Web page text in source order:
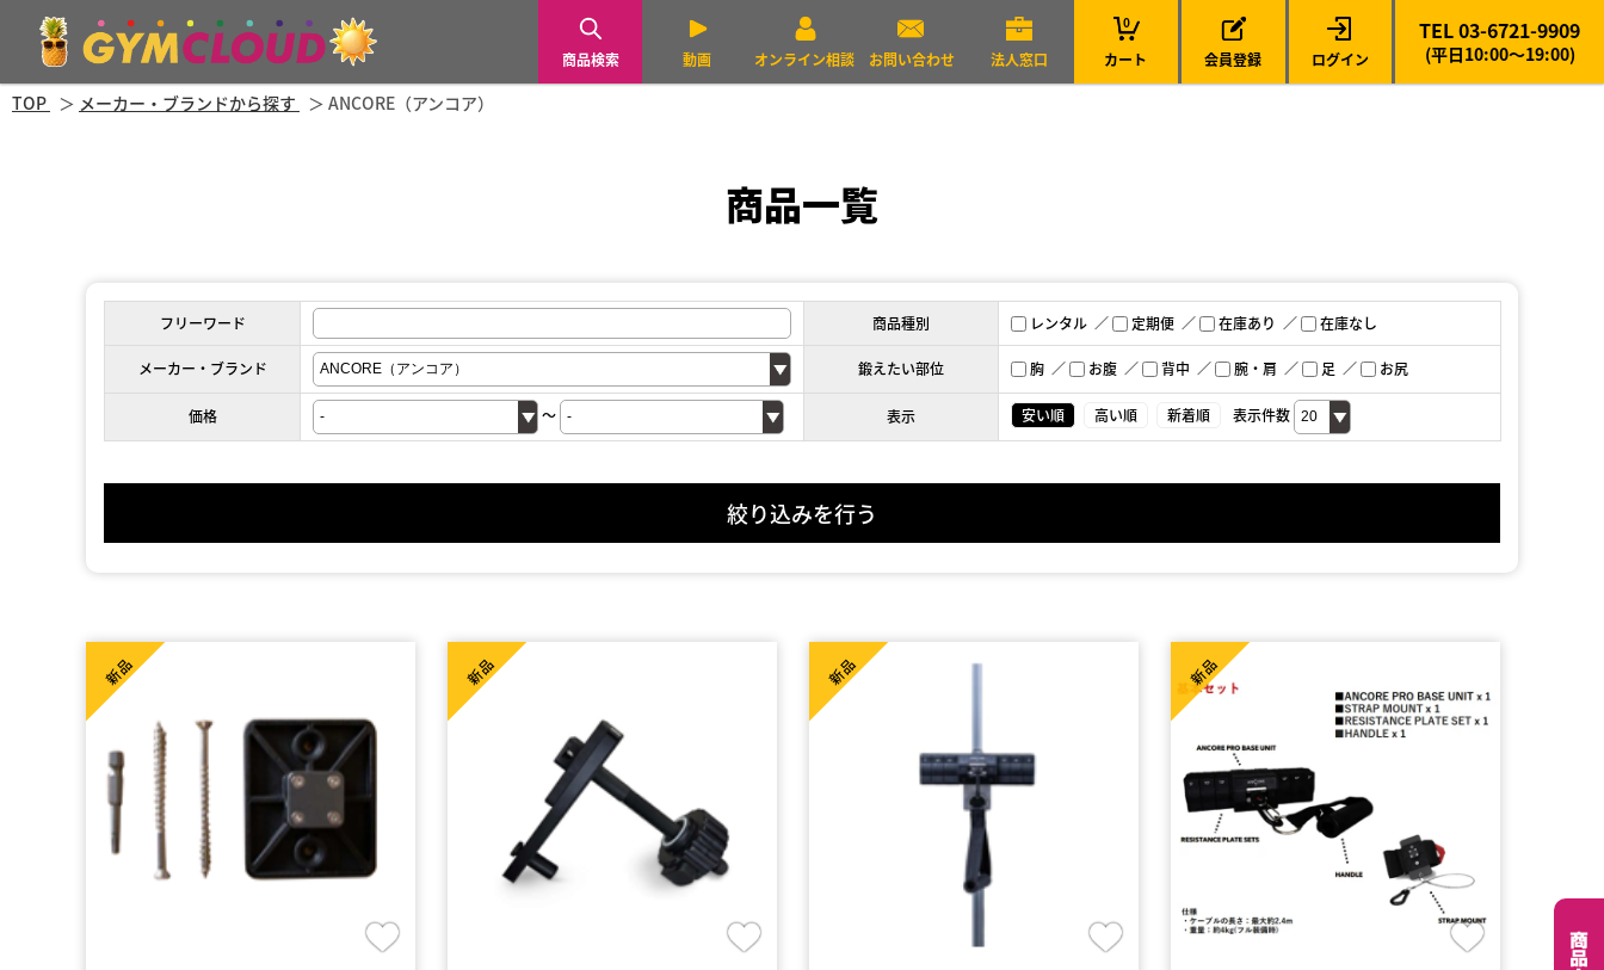
商品検索 動画 オンライン相談 お問い合わせ 法人窓口 カート
0
会員登録 ログイン
TEL 03-6721-9909
(平日10:00～19:00)
TOP メーカー・ブランドから探す ANCORE（アンコア）
商品一覧
フリーワード 商品種別 レンタル 定期便 在庫あり 在庫なし
メーカー・ブランド 鍛えたい部位 胸 お腹 背中 腕・肩 足 お尻
価格 ～ 表示 安い順 高い順 新着順 表示件数
絞り込みを行う
新品 新品 新品 新品